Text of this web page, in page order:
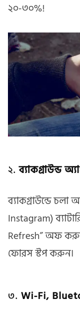
২০-৩০%!
২.ব্যাকগ্রাউন্ড
ব্যাকগ্রাউন্ডে
Instagram)
Refresh” অফ
ফোরস স্টপ করুন।
৩. Wi-Fi,